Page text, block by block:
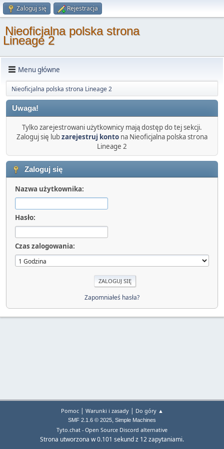
Zaloguj się Rejestracja
Nieoficjalna polska strona
Lineage 2
Menu główne
Nieoficjalna polska strona Lineage 2
Uwaga!
Tylko zarejestrowani użytkownicy mają dostęp do tej sekcji.
Zaloguj się lubzarejestruj konto na Nieoficjalna polska strona
Lineage 2
Zaloguj się
Nazwa użytkownika:
Hasło:
Czas zalogowania:
Zapomniałeś hasła?
Pomoc| Warunki i zasady| Do góry ▲
SMF 2.1.6 © 2025, Simple Machines
Tyto.chat - Open Source Discord alternative
Strona utworzona w 0.101 sekund z 12 zapytaniami.